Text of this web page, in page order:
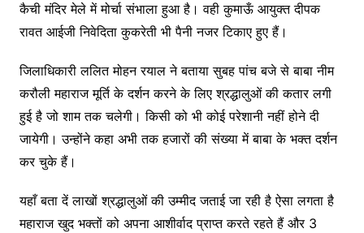
कैची मंदिर मेले में मोर्चा संभाला हुआ है। वही कुमाऊँ आयुक्त दीपक
रावत आईजी निवेदिता कुकरेती भी पैनी नजर टिकाए हुए हैं।
जिलाधिकारी ललित मोहन रयाल ने बताया सुबह पांच बजे से बाबा नीम
करौली महाराज मूर्ति के दर्शन करने के लिए श्रद्धालुओं की कतार लगी
हुई है जो शाम तक चलेगी। किसी को भी कोई परेशानी नहीं होने दी
जायेगी। उन्होंने कहा अभी तक हजारों की संख्या में बाबा के भक्त दर्शन
कर चुके हैं।
यहाँ बता दें लाखों श्रद्धालुओं की उम्मीद जताई जा रही है ऐसा लगता है
महाराज खुद भक्तों को अपना आशीर्वाद प्राप्त करते रहते हैं और 3